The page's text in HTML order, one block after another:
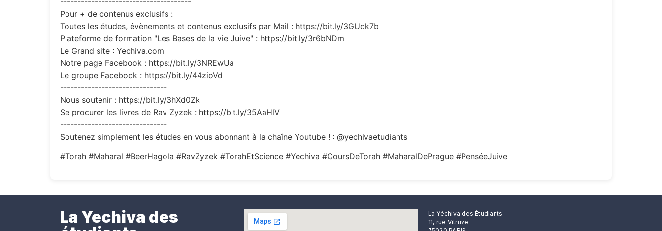
Pour + de contenus exclusifs :
Toutes les études, évènements et contenus exclusifs par Mail : https://bit.ly/3GUqk7b
Plateforme de formation "Les Bases de la vie Juive" : https://bit.ly/3r6bNDm
Le Grand site : Yechiva.com
Notre page Facebook : https://bit.ly/3NREwUa
Le groupe Facebook : https://bit.ly/44zioVd
-------------------------------
Nous soutenir : https://bit.ly/3hXd0Zk
Se procurer les livres de Rav Zyzek : https://bit.ly/35AaHlV
-------------------------------
Soutenez simplement les études en vous abonnant à la chaîne Youtube ! : @yechivaetudiants
#Torah #Maharal #BeerHagola #RavZyzek #TorahEtScience #Yechiva #CoursDeTorah #MaharalDePrague #PenséeJuive
La Yechiva des
La Yéchiva des Étudiants
11, rue Vitruve